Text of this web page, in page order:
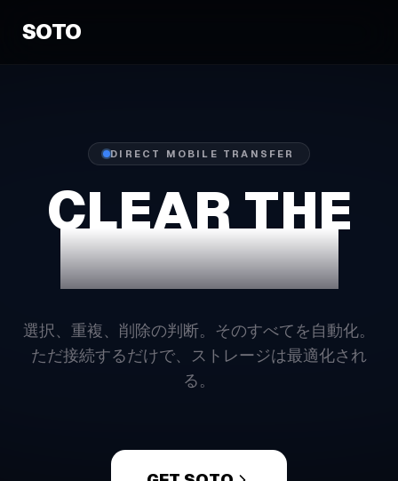
SOTO
DIRECT MOBILE TRANSFER
CLEAR THE
STORAGE.
選択、重複、削除の判断。そのすべてを自動化。
ただ接続するだけで、ストレージは最適化され
る。